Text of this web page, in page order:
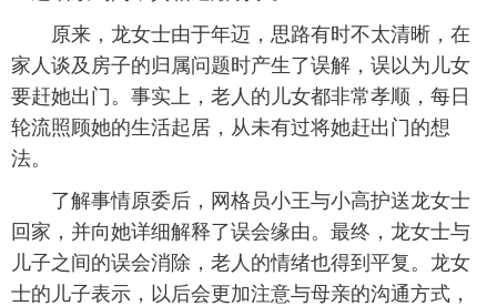
原来，龙女士由于年迈，思路有时不太清晰，在
家人谈及房子的归属问题时产生了误解，误以为儿女
要赶她出门。事实上，老人的儿女都非常孝顺，每日
轮流照顾她的生活起居，从未有过将她赶出门的想
法。
了解事情原委后，网格员小王与小高护送龙女士
回家，并向她详细解释了误会缘由。最终，龙女士与
儿子之间的误会消除，老人的情绪也得到平复。龙女
士的儿子表示，以后会更加注意与母亲的沟通方式，